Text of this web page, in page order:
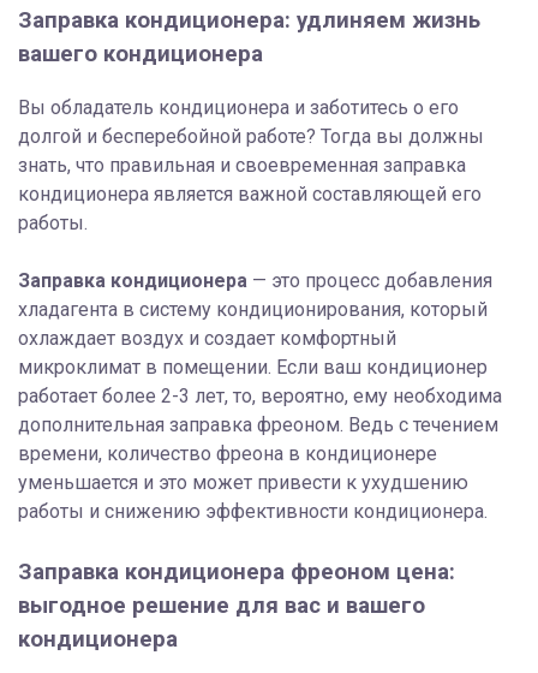
Заправка кондиционера: удлиняем жизнь
вашего кондиционера
Вы обладатель кондиционера и заботитесь о его
долгой и бесперебойной работе? Тогда вы должны
знать, что правильная и своевременная заправка
кондиционера является важной составляющей его
работы.
Заправка кондиционера — это процесс добавления
хладагента в систему кондиционирования, который
охлаждает воздух и создает комфортный
микроклимат в помещении. Если ваш кондиционер
работает более 2-3 лет, то, вероятно, ему необходима
дополнительная заправка фреоном. Ведь с течением
времени, количество фреона в кондиционере
уменьшается и это может привести к ухудшению
работы и снижению эффективности кондиционера.
Заправка кондиционера фреоном цена:
выгодное решение для вас и вашего
кондиционера